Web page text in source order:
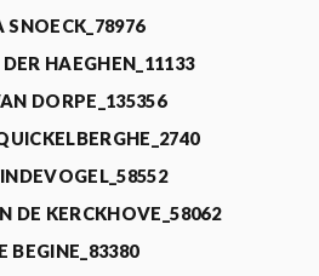
SNOECK_78976
HAEGHEN_11133
DORPE_135356
DE KERCKHOVE_58062
BEGINE_83380